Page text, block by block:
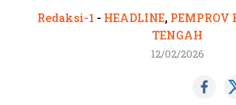
Redaksi-1 - HEADLINE,
TENGAH
12/02/2026